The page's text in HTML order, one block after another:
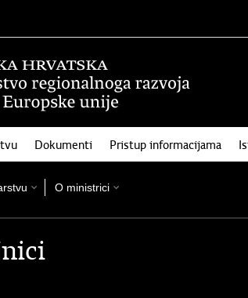
Dokumenti Pristup informacijama
O ministrici